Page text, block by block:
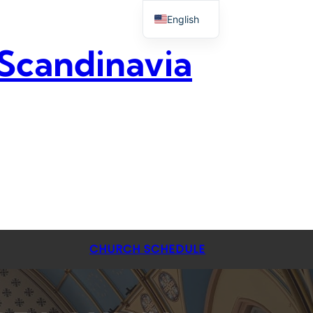
CHURCH SCHEDULE
English